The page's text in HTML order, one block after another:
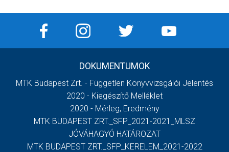
DOKUMENTUMOK
MTK Budapest Zrt. - Független Könyvvizsgálói Jelentés
2020 - Kiegészítő Melléklet
2020 - Mérleg, Eredmény
MTK BUDAPEST ZRT._SFP_2021-2021_MLSZ
JÓVÁHAGYÓ HATÁROZAT
MTK BUDAPEST ZRT._SFP_KERELEM_2021-2022